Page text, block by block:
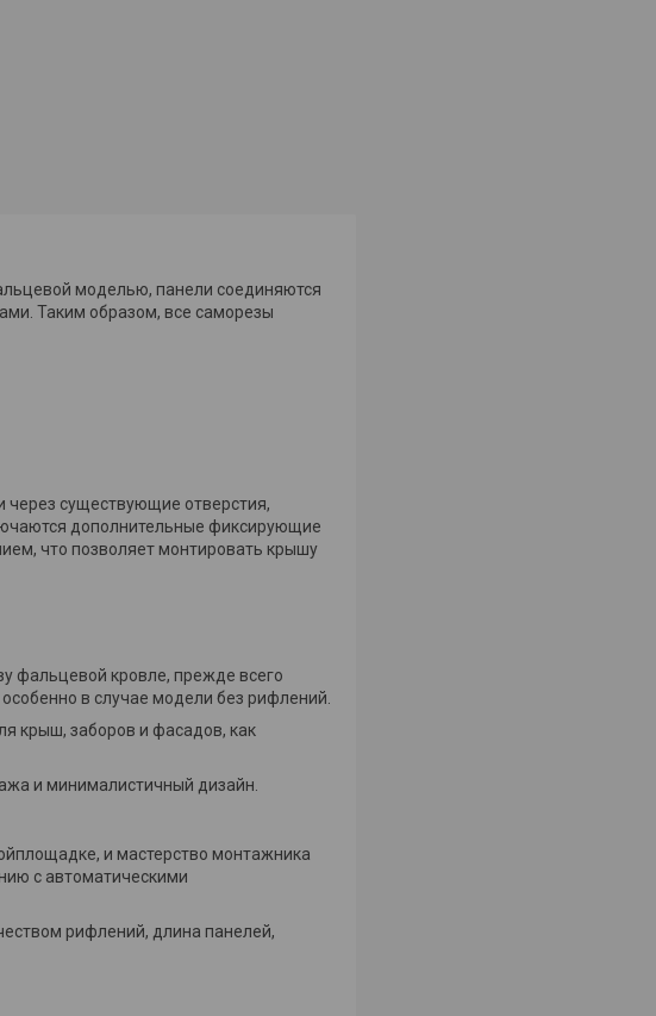
моделью, панели соединяются
Таким образом, все саморезы
через существующие отверстия,
дополнительные фиксирующие
что позволяет монтировать крышу
фальцевой кровле, прежде всего
в случае модели без рифлений.
крыш, заборов и фасадов, как
и минималистичный дизайн.
и мастерство монтажника
с автоматическими
рифлений, длина панелей,